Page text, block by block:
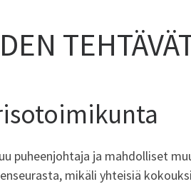
puheenjohtaja ja mahdolliset
mikäli yhteisiä